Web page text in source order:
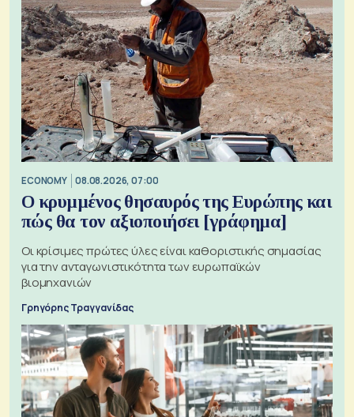
ECONOMY 08.08.2026, 07:00
Ο κρυμμένος θησαυρός της Ευρώπης και
πώς θα τον αξιοποιήσει [γράφημα]
Οι κρίσιμες πρώτες ύλες είναι καθοριστικής σημασίας
για την ανταγωνιστικότητα των ευρωπαϊκών
βιομηχανιών
Γρηγόρης Τραγγανίδας